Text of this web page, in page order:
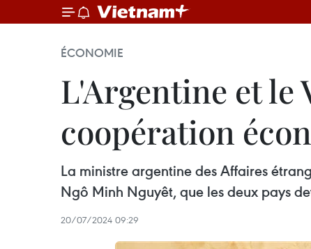
ÉCONOMIE
L'Argentine et
coopération
La ministre argentine des Affaires
Ngô Minh Nguyêt, que les deux pays
20/07/2024 09:29